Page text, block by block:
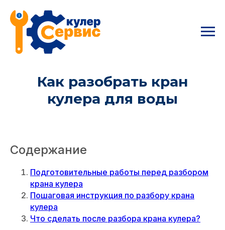
Главная → Как разобрать кран кулера для воды
Как разобрать кран
кулера для воды
Содержание
Подготовительные работы перед разбором
крана кулера
Пошаговая инструкция по разбору крана
кулера
Что сделать после разбора крана кулера?